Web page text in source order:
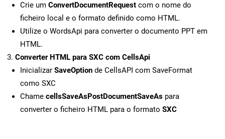
Crie um ConvertDocumentRequest com o nome do
ficheiro local e o formato definido como HTML.
Utilize o WordsApi para converter o documento PPT em
HTML.
Converter HTML para SXC com CellsApi
Inicializar SaveOption de CellsAPI com SaveFormat
como SXC
Chame cellsSaveAsPostDocumentSaveAs para
converter o ficheiro HTML para o formato SXC